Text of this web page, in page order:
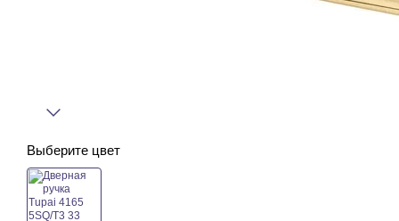
Выберите цвет